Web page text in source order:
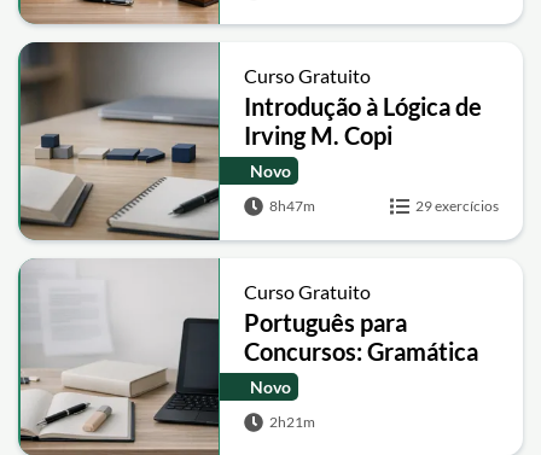
Curso Gratuito
Introdução à Lógica de
Irving M. Copi
Novo
8h47m 29 exercícios
Curso Gratuito
Português para
Concursos: Gramática
Comentada e
Interpretação de
Textos
Novo
2h21m